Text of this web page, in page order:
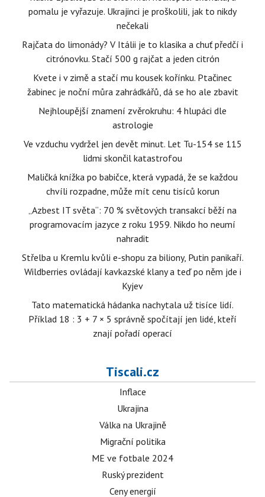
pomalu je vyřazuje. Ukrajinci je proškolili, jak to nikdy
nečekali
Rajčata do limonády? V Itálii je to klasika a chuť předčí i
citrónovku. Stačí 500 g rajčat a jeden citrón
Kvete i v zimě a stačí mu kousek kořínku. Ptačinec
žabinec je noční můra zahrádkářů, dá se ho ale zbavit
Nejhloupější znamení zvěrokruhu: 4 hlupáci dle
astrologie
Ve vzduchu vydržel jen devět minut. Let Tu-154 se 115
lidmi skončil katastrofou
Maličká knížka po babičce, která vypadá, že se každou
chvíli rozpadne, může mít cenu tisíců korun
„Azbest IT světa“: 70 % světových transakcí běží na
programovacím jazyce z roku 1959. Nikdo ho neumí
nahradit
Střelba u Kremlu kvůli e-shopu za biliony, Putin panikaří.
Wildberries ovládají kavkazské klany a teď po něm jde i
Kyjev
Tato matematická hádanka nachytala už tisíce lidí.
Příklad 18 : 3 + 7 × 5 správně spočítají jen lidé, kteří
znají pořadí operací
Tiscali.cz
Inflace
Ukrajina
Válka na Ukrajině
Migrační politika
ME ve fotbale 2024
Ruský prezident
Ceny energií